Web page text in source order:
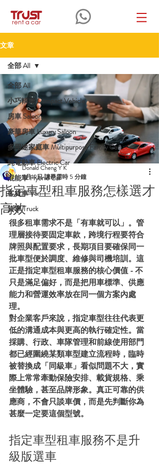
文章
全部 All
小巧轎車 Compact Vehicle
房車 Saloon
豪華房車 Luxury Saloon
多用途家庭車 Multipurpose Family Car
純電動車 Electric Car
混能車 Hybrid Car
客貨車 Van
貨車 Truck
全部 All
指定車型租車服務怎樣選才
高效
Donald Cheng Y K
5月19日讀畢需時 5 分鐘
很多租車需求不是「有車就可以」。管
理層接待要固定車款，跨境行程要符合
牌照與配置要求，長期項目要確保同一
批車型便於調度、維修與司機培訓。這
正是指定車型租車服務的核心價值 - 不
只是滿足偏好，而是把用車標準、供應
能力和營運效率放在同一個方案內處
理。
對企業客戶來說，指定車型往往代表更
低的溝通成本與更高的執行確定性。當
採購、行政、車隊管理和前線使用部門
都已經圍繞某類車型建立流程時，臨時
被替換成「同級車」看似問題不大，實
際上常常牽動保險安排、載貨規格、乘
坐體驗，甚至品牌形象。真正可靠的供
應商，不會只談車價，而是先判斷你為
甚麼一定要這個型號。
指定車型租車服務不是升
級版選車